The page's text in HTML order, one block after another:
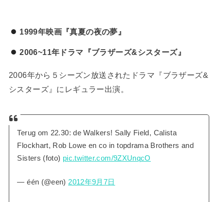
1999年映画『真夏の夜の夢』
2006~11年ドラマ『ブラザーズ&シスターズ』
2006年から５シーズン放送されたドラマ『ブラザーズ&
シスターズ』にレギュラー出演。
Terug om 22.30: de Walkers! Sally Field, Calista
Flockhart, Rob Lowe en co in topdrama Brothers and
Sisters (foto) pic.twitter.com/9ZXUnqcO
— één (@een)2012年9月7日